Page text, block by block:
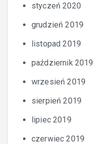
styczeń 2020
grudzień 2019
listopad 2019
październik 2019
wrzesień 2019
sierpień 2019
lipiec 2019
czerwiec 2019